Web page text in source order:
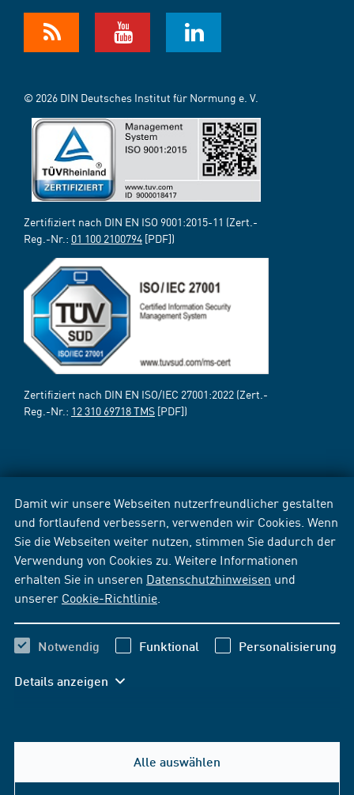
Damit wir unsere Webseiten nutzerfreundlicher gestalten
und fortlaufend verbessern, verwenden wir Cookies. Wenn
Sie die Webseiten weiter nutzen, stimmen Sie dadurch der
Verwendung von Cookies zu. Weitere Informationen
erhalten Sie in unseren Datenschutzhinweisen und
unserer Cookie-Richtlinie
Notwendig Funktional Personalisierung
Details anzeigen
Alle auswählen
© 2026 DIN Deutsches Institut für Normung e. V.
Zertifiziert nach DIN EN ISO 9001:2015-11 (Zert.-
Reg.-Nr.: 01 100 2100794 [PDF])
Zertifiziert nach DIN EN ISO/IEC 27001:2022 (Zert.-
Reg.-Nr.: 12 310 69718 TMS [PDF])